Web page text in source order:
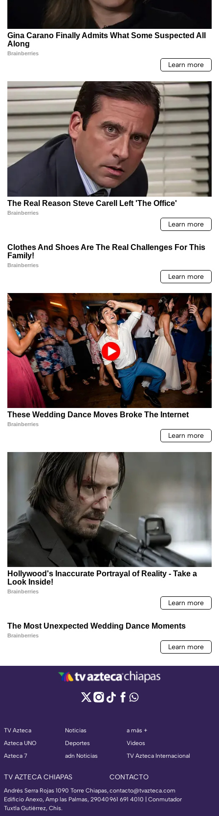
TV Azteca
Azteca UNO
Azteca 7
Noticias
Deportes
adn Noticias
a más +
Videos
TV Azteca Internacional
TV AZTECA CHIAPAS
Andrés Serra Rojas 1090 Torre Chiapas,
Edificio Anexo, Amp las Palmas, 29040
Tuxtla Gutiérrez, Chis.
CONTACTO
contacto@tvazteca.com
961 691 4010 | Conmutador